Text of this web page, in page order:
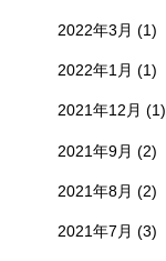
2022年3月 (1)
2022年1月 (1)
2021年12月 (1)
2021年9月 (2)
2021年8月 (2)
2021年7月 (3)